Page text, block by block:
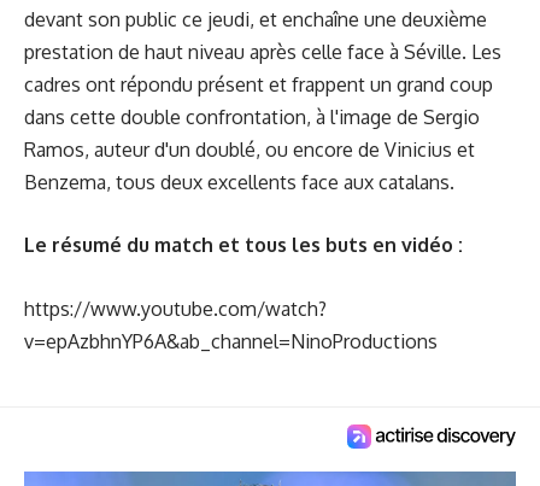
devant son public ce jeudi, et enchaîne une deuxième
prestation de haut niveau après celle face à Séville. Les
cadres ont répondu présent et frappent un grand coup
dans cette double confrontation, à l'image de Sergio
Ramos, auteur d'un doublé, ou encore de Vinicius et
Benzema, tous deux excellents face aux catalans.
Le résumé du match et tous les buts en vidéo :
https://www.youtube.com/watch?
v=epAzbhnYP6A&ab_channel=NinoProductions